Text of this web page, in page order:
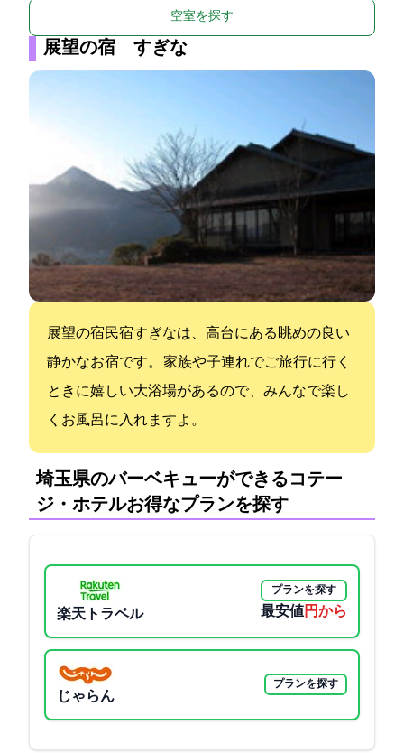
空室を探す
展望の宿 すぎな
展望の宿民宿すぎなは、高台にある眺めの良い
静かなお宿です。 家族や子連れでご旅行に行く
ときに嬉しい大浴場があるので、みんなで楽し
くお風呂に入れますよ。
埼玉県のバーベキューができるコテー
ジ・ホテル:お得なプランを探す
楽天トラベル
プランを探す
最安値10230円から
じゃらん
プランを探す